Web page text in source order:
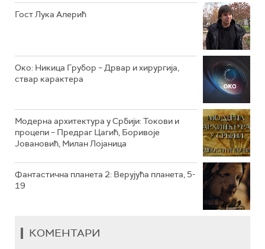
Гост Лука Алерић
Око: Никица Грубор – Дрвар и хирургија,
ствар карактера
Модерна архитектура у Србији: Токови и
процепи – Предраг Цагић, Боривоје
Јовановић, Милан Лојаница
Фантастична планета 2: Верујућа планета, 5-
19
КОМЕНТАРИ